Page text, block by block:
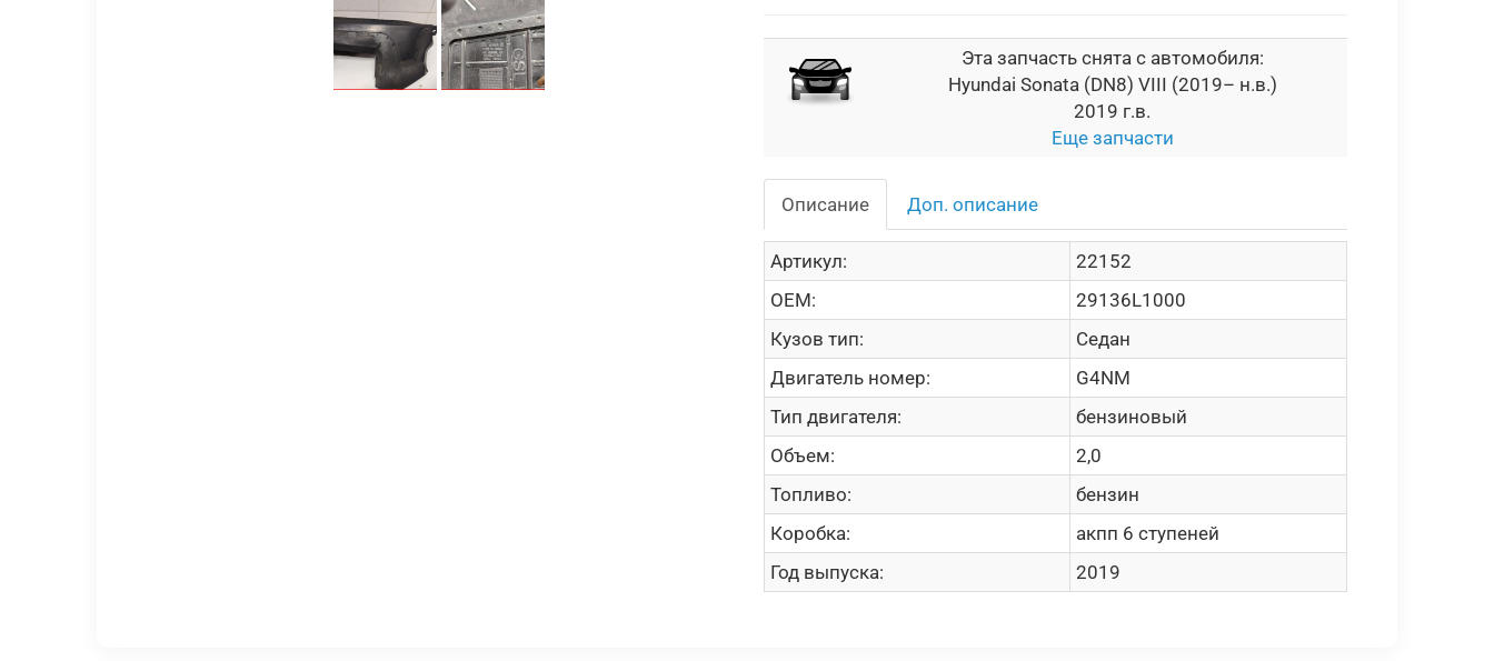
Эта запчасть снята с автомобиля:
Hyundai Sonata (DN8) VIII (2019– н.в.)
2019 г.в.
Еще запчасти
Описание Доп. описание
Артикул:
22152
OEM:
29136L1000
Кузов тип:
Седан
Двигатель номер:
G4NM
Тип двигателя:
бензиновый
Объем:
2,0
Топливо:
бензин
Коробка:
акпп 6 ступеней
Год выпуска:
2019